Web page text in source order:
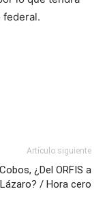
federal.
Artículo siguiente
¿Del ORFIS a
/ Hora cero